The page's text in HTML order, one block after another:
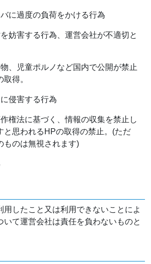
に過度の負荷をかける行為
妨害する行為、運営会社が不適切と
、児童ポルノなど国内で公開が禁止
得。
侵害する行為
権法に基づく、情報の収集を禁止し
と思われるHPの取得の禁止。(ただ
ものは無視されます)
用したこと又は利用できないことによ
いて運営会社は責任を負わないものと